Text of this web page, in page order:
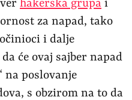
hakerska grupa i
za napad, tako
i dalje
će ovaj sajber napad
poslovanje
s obzirom na to da